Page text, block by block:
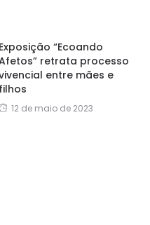
Exposição “Ecoando
retrata processo
entre mães e
filhos
12 de maio de 2023